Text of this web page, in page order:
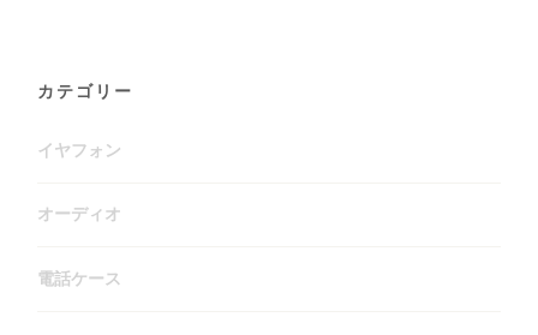
カテゴリー
イヤフォン
オーディオ
電話ケース